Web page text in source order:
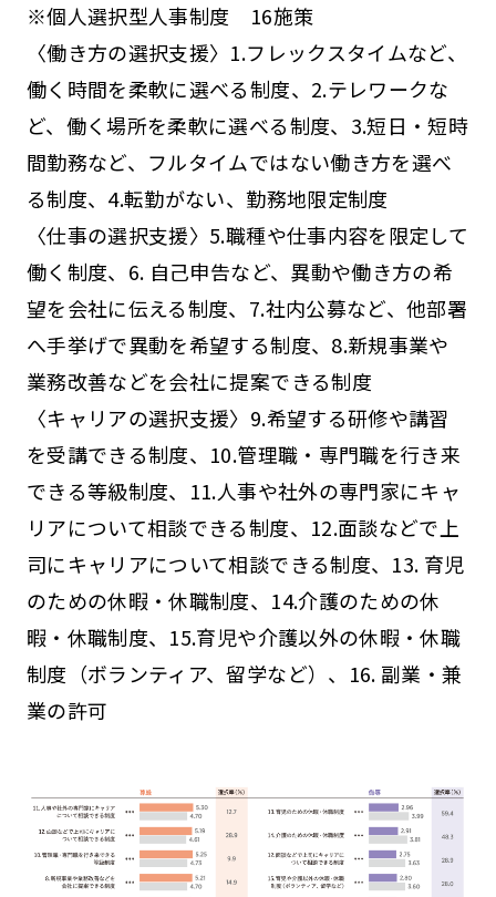
※個人選択型人事制度 16施策
〈働き方の選択支援〉1.フレックスタイムなど、
働く時間を柔軟に選べる制度、2.テレワークな
ど、働く場所を柔軟に選べる制度、3.短日・短時
間勤務など、フルタイムではない働き方を選べ
る制度、4.転勤がない、勤務地限定制度
〈仕事の選択支援〉5.職種や仕事内容を限定して
働く制度、6. 自己申告など、異動や働き方の希
望を会社に伝える制度、7.社内公募など、他部署
へ手挙げで異動を希望する制度、8.新規事業や
業務改善などを会社に提案できる制度
〈キャリアの選択支援〉9.希望する研修や講習
を受講できる制度、10.管理職・専門職を行き来
できる等級制度、11.人事や社外の専門家にキャ
リアについて相談できる制度、12.面談などで上
司にキャリアについて相談できる制度、13. 育児
のための休暇・休職制度、14.介護のための休
暇・休職制度、15.育児や介護以外の休暇・休職
制度（ボランティア、留学など）、16. 副業・兼
業の許可